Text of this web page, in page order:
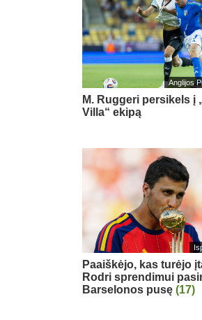
Anglijos
M. Ruggeri persikels į
Villa“ ekipą
Paaiškėjo, kas turėjo
Rodri sprendimui
Barselonos pusę (17)